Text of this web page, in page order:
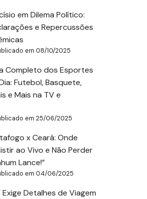
em Dilema Político:
e Repercussões
em 08/10/2025
Completo dos Esportes
Futebol, Basquete,
e Mais na TV e
em 25/06/2025
x Ceará: Onde
ao Vivo e Não Perder
Lance!”
em 04/06/2025
Exige Detalhes de Viagem